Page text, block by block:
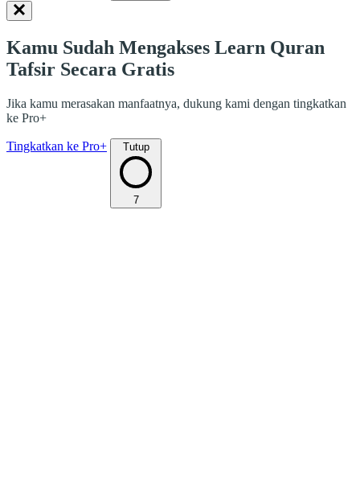
Kamu Sudah Mengakses Learn Quran
Tafsir Secara Gratis
Jika kamu merasakan manfaatnya, dukung kami dengan tingkatkan
ke Pro+
Tingkatkan ke Pro+ Tutup
7